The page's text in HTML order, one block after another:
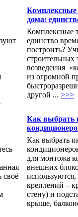
своё
Комплексные
дома:
Комплексные
единство
построить?
строительных
возведения
из огромной
другой ... >>>
Как выбрать
Как выбрать
для монтожа
внешних
креплений –
стену) и
крыше,